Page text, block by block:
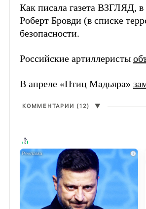
Как писала газета ВЗГЛЯД,
Роберт Бровди (в списке
безопасности.
Российские артиллеристы
В апреле «Птиц Мадьяра»
КОММЕНТАРИИ (12) ▼
i